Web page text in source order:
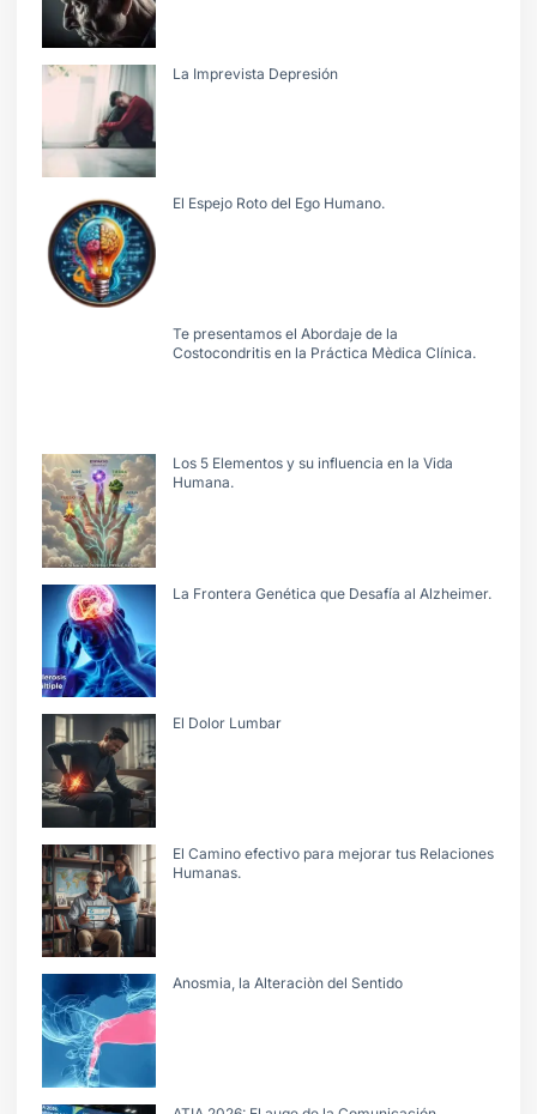
La Imprevista Depresión
El Espejo Roto del Ego Humano.
Te presentamos el Abordaje de la
Costocondritis en la Práctica Mèdica Clínica.
Los 5 Elementos y su influencia en la Vida
Humana.
La Frontera Genética que Desafía al Alzheimer.
El Dolor Lumbar
El Camino efectivo para mejorar tus Relaciones
Humanas.
Anosmia, la Alteraciòn del Sentido